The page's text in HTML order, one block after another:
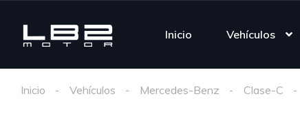
Inicio Vehículos
Inicio Vehículos Mercedes-Benz Clase-C